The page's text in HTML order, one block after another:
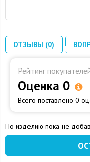
ОТЗЫВЫ (0)
Рейтинг
Оценка 0
Всего поставлено 0
По изделию пока не